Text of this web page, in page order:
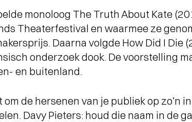
monoloog The Truth About Kate
Theaterfestival en waarmee ze
Daarna volgde How Did I Die
onderzoek dook. De voorstelling
en buitenland.
de hersenen van je publiek op zo’n
Davy Pieters: houd die naam in de